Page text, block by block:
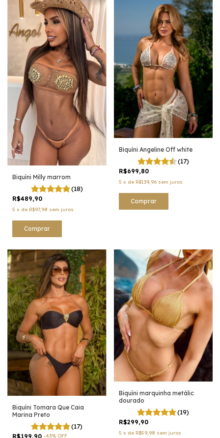
Biquíni Milly marrom
(18)
R$489,90
5 x de R$97,98 sem juros
Comprar
Biquíni Angeline Off white
(17)
R$699,80
5 x de R$139,96 sem juros
Comprar
Biquíni Tomara Que Caia
Marina Preto
(17)
R$199,90 -43% OFF
Biquíni marquinha metálic
dourado
(19)
R$299,90
5 x de R$59,98 sem juros